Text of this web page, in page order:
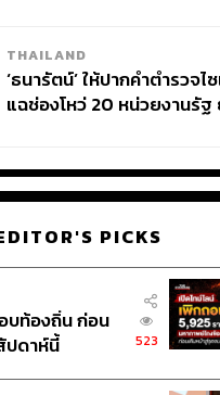
THAILAND
‘ธนารัตน์’ ให้ปากคำตำรวจไ
แฉช่องโหว่ 20 หน่วยงานรัฐ
PICKS
บท้องถิ่น ก่อน
ปดาห์นี้
523